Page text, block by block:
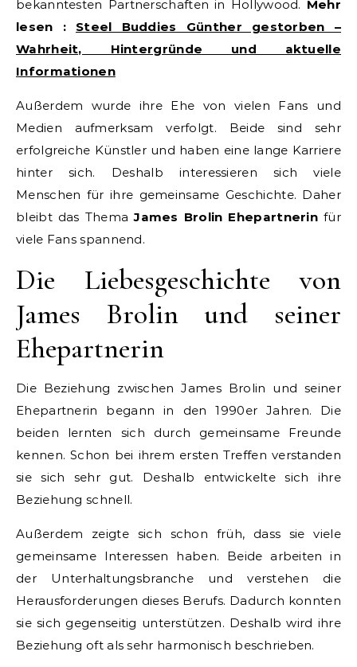
bekanntesten Partnerschaften in Hollywood. Mehr
lesen : Steel Buddies Günther gestorben –
Wahrheit, Hintergründe und aktuelle
Informationen
Außerdem wurde ihre Ehe von vielen Fans und
Medien aufmerksam verfolgt. Beide sind sehr
erfolgreiche Künstler und haben eine lange Karriere
hinter sich. Deshalb interessieren sich viele
Menschen für ihre gemeinsame Geschichte. Daher
bleibt das ThemaJames Brolin Ehepartnerin für
viele Fans spannend.
Die Liebesgeschichte von
James Brolin und seiner
Ehepartnerin
Die Beziehung zwischen James Brolin und seiner
Ehepartnerin begann in den 1990er Jahren. Die
beiden lernten sich durch gemeinsame Freunde
kennen. Schon bei ihrem ersten Treffen verstanden
sie sich sehr gut. Deshalb entwickelte sich ihre
Beziehung schnell.
Außerdem zeigte sich schon früh, dass sie viele
gemeinsame Interessen haben. Beide arbeiten in
der Unterhaltungsbranche und verstehen die
Herausforderungen dieses Berufs. Dadurch konnten
sie sich gegenseitig unterstützen. Deshalb wird ihre
Beziehung oft als sehr harmonisch beschrieben.